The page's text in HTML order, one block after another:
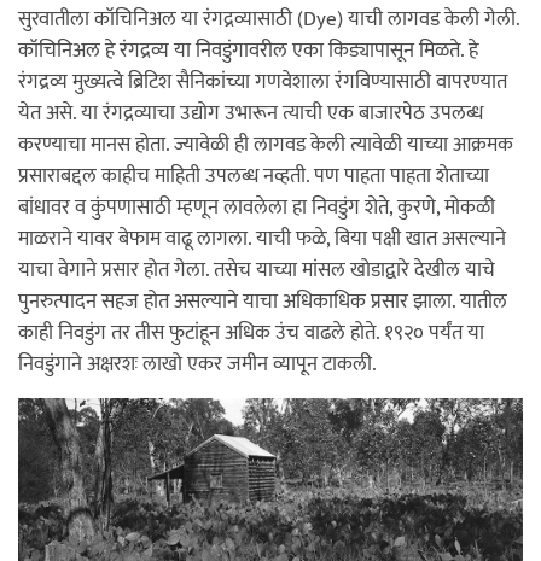
सुरवातीला कॉचिनिअल या रंगद्रव्यासाठी (Dye) याची लागवड केली गेली.
कॉचिनिअल हे रंगद्रव्य या निवडुंगावरील एका किड्यापासून मिळते. हे
रंगद्रव्य मुख्यत्वे ब्रिटिश सैनिकांच्या गणवेशाला रंगविण्यासाठी वापरण्यात
येत असे. या रंगद्रव्याचा उद्योग उभारून त्याची एक बाजारपेठ उपलब्ध
करण्याचा मानस होता. ज्यावेळी ही लागवड केली त्यावेळी याच्या आक्रमक
प्रसाराबद्दल काहीच माहिती उपलब्ध नव्हती. पण पाहता पाहता शेताच्या
बांधावर व कुंपणासाठी म्हणून लावलेला हा निवडुंग शेते, कुरणे, मोकळी
माळराने यावर बेफाम वाढू लागला. याची फळे, बिया पक्षी खात असल्याने
याचा वेगाने प्रसार होत गेला. तसेच याच्या मांसल खोडाद्वारे देखील याचे
पुनरुत्पादन सहज होत असल्याने याचा अधिकाधिक प्रसार झाला. यातील
काही निवडुंग तर तीस फुटांहून अधिक उंच वाढले होते. १९२० पर्यंत या
निवडुंगाने अक्षरशः लाखो एकर जमीन व्यापून टाकली.